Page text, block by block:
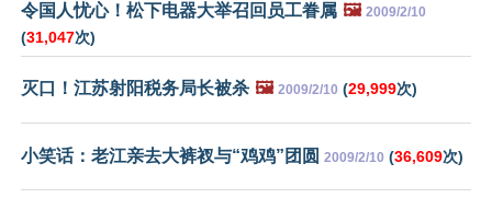
令国人忧心！松下电器大举召回员工眷属 🖼️ 2009/2/10
(31,047次)
灭口！江苏射阳税务局长被杀 🖼️ 2009/2/10 (29,999次)
小笑话：老江亲去大裤衩与“鸡鸡”团圆 2009/2/10 (36,609次)